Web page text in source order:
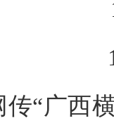
传“广西